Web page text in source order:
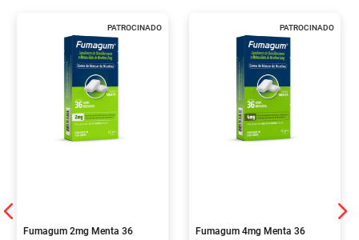
PATROCINADO
Fumagum 2mg Menta 36
PATROCINADO
Fumagum 4mg Menta 36